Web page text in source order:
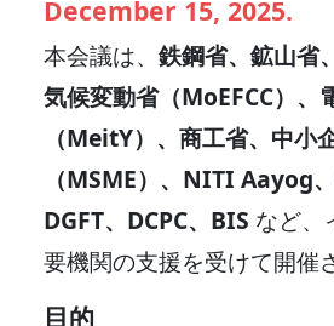
December 15, 2025.
本会議は、 鉄鋼省、鉱山省
気候変動省（MoEFCC）、
（MeitY）、商工省、中小
（MSME）、NITI Aayog、
DGFT、DCPC、BIS など、
要機関の支援を受けて開催
目的